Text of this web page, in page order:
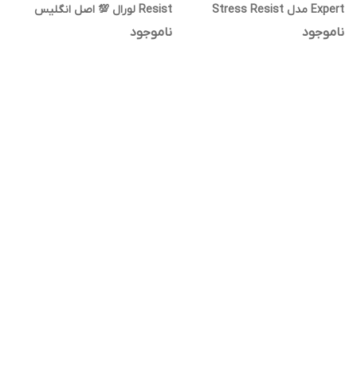
Expert مدل Stress Resist
ناموجود
Resist لورال 💯 اصل انگلیس
ناموجود